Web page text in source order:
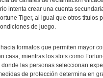
intenta crear una cuenta
Tiger, al igual que otros
de juego.
formatos que permiten mayor
casa, mientras los slots como
las personas seleccionan
de protección determina en